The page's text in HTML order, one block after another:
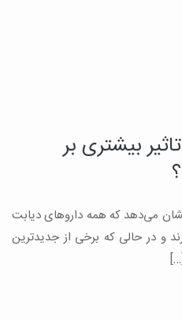
بیشتری بر
می‌دهد که همه داروهای دیابت
و در حالی که برخی از جدیدترین